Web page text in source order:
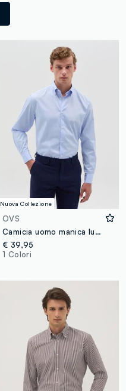
Nuova Collezione
OVS
Camicia uomo manica lunga in cotone azzurro
€ 39,95
1 Colori